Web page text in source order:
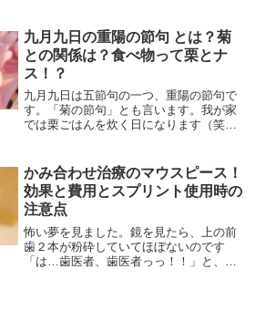
「白内障の手術は日帰りで受けようと思
う」と言い、私は、 「手術は手術なんだ
し、身体を休めるためにも入院して受け
た方がいいよ」と言いました。母と私は
お互いに「うーん」と考え込み、そもそ
も日帰りと入院の違いって何だろう？
と、なりました。とりあえず、眼科の先
生に詳細を再度確認する事と、友人知人
経験談を聞いてみたら？ということにな
りました。
九月九日の重陽の節句 とは？菊
との関係は？食べ物って栗とナ
ス！？
九月九日は五節句の一つ、重陽の節句で
す。「菊の節句」とも言います。我が家
では栗ごはんを炊く日になります（笑）
「菊の節句」ってなんなのさ！？
かみ合わせ治療のマウスピース！
効果と費用とスプリント使用時の
注意点
怖い夢を見ました。鏡を見たら、上の前
歯２本が粉砕していてほぼないのです
「は…歯医者、歯医者っっ！！」と、必